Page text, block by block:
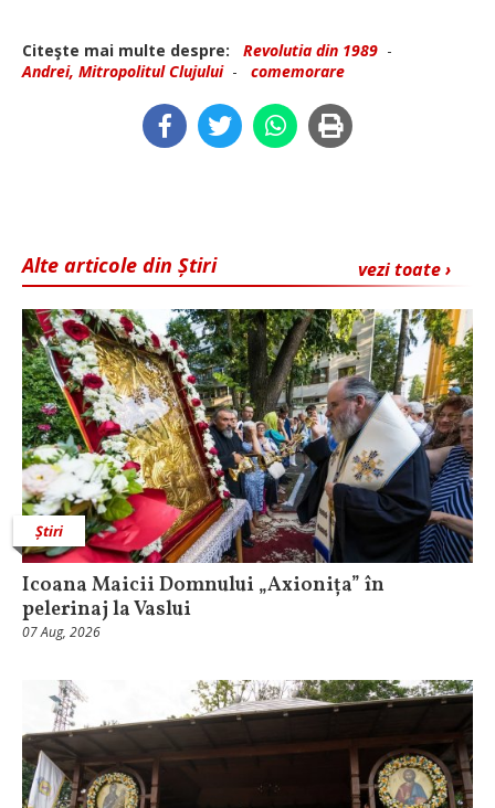
Citeşte mai multe despre: Revolutia din 1989 -
Andrei, Mitropolitul Clujului- comemorare
vezi toate ›
Alte articole din Știri
Știri
Icoana Maicii Domnului „Axionița” în
pelerinaj la Vaslui
07 Aug, 2026